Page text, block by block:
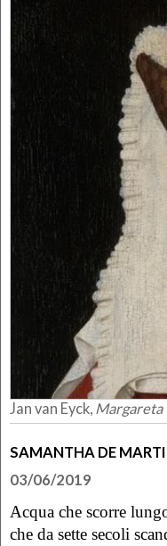
Jan van Eyck, Margareta
SAMANTHA DE
03/06/2019
Acqua che scorre
che da sette secoli